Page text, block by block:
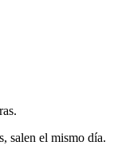
salen el mismo día.